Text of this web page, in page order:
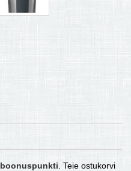
boonuspunkti . Teie ostukorvi